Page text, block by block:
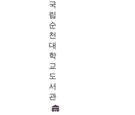
국
립
순
천
대
학
교
도
서
관